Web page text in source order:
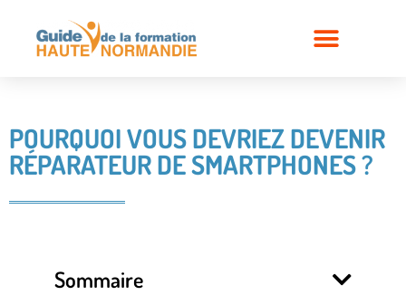
POURQUOI VOUS DEVRIEZ DEVENIR
RÉPARATEUR DE SMARTPHONES ?
Sommaire